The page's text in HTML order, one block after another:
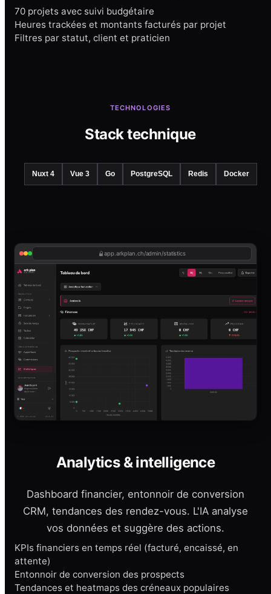
70 projets avec suivi budgétaire
Heures trackées et montants facturés par projet
Filtres par statut, client et praticien
TECHNOLOGIES
Stack technique
Nuxt 4 Vue 3 Go PostgreSQL Redis Docker
Analytics & intelligence
Dashboard financier, entonnoir de conversion
CRM, tendances des rendez-vous. L'IA analyse
vos données et suggère des actions.
KPIs financiers en temps réel (facturé, encaissé, en
attente)
Entonnoir de conversion des prospects
Tendances et heatmaps des créneaux populaires
app.arkplan.ch/admin/statistics